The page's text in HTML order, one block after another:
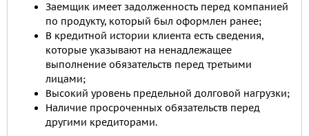
Заемщик имеет задолженность перед компанией
по продукту, который был оформлен ранее;
В кредитной истории клиента есть сведения,
которые указывают на ненадлежащее
выполнение обязательств перед третьими
лицами;
Высокий уровень предельной долговой нагрузки;
Наличие просроченных обязательств перед
другими кредиторами.